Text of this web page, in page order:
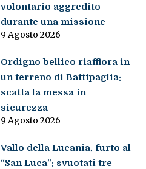
volontario aggredito
durante una missione
9 Agosto 2026
Ordigno bellico riaffiora in
un terreno di Battipaglia:
scatta la messa in
sicurezza
9 Agosto 2026
Vallo della Lucania, furto al
“San Luca”: svuotati tre